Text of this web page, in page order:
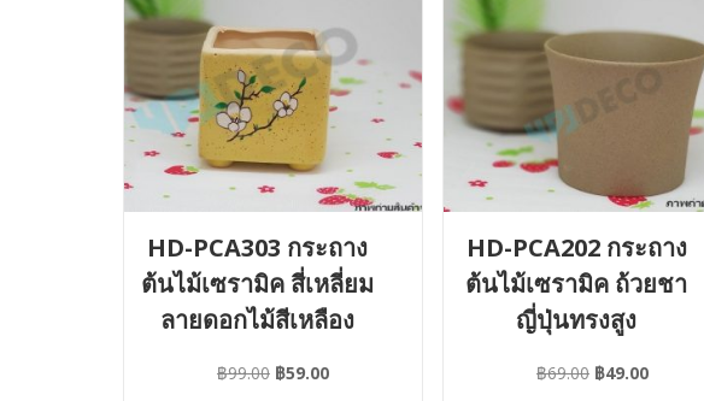
HD-PCA303 กระถาง
ต้นไม้เซรามิค สี่เหลี่ยม
ลายดอกไม้สีเหลือง
฿99.00 Original
฿59.00Current
HD-PCA202 กระถาง
ต้นไม้เซรามิค ถ้วยชา
ญี่ปุ่นทรงสูง
฿69.00 Original
฿49.00Current